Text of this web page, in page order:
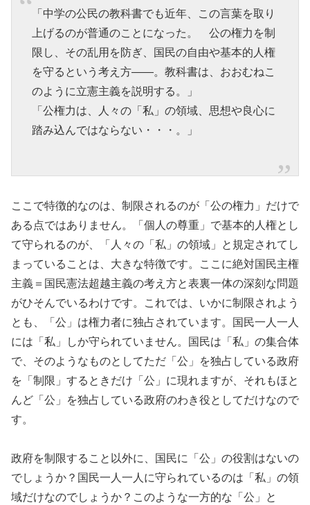
「中学の公民の教科書でも近年、この言葉を取り
上げるのが普通のことになった。 公の権力を制
限し、その乱用を防ぎ、国民の自由や基本的人権
を守るという考え方――。教科書は、おおむねこ
のように立憲主義を説明する。」
「公権力は、人々の「私」の領域、思想や良心に
踏み込んではならない・・・。」
ここで特徴的なのは、制限されるのが「公の権力」だけで
ある点ではありません。「個人の尊重」で基本的人権とし
て守られるのが、「人々の「私」の領域」と規定されてし
まっていることは、大きな特徴です。ここに絶対国民主権
主義＝国民憲法超越主義の考え方と表裏一体の深刻な問題
がひそんでいるわけです。これでは、いかに制限されよう
とも、「公」は権力者に独占されています。国民一人一人
には「私」しか守られていません。国民は「私」の集合体
で、そのようなものとしてただ「公」を独占している政府
を「制限」するときだけ「公」に現れますが、それもほと
んど「公」を独占している政府のわき役としてだけなので
す。
政府を制限すること以外に、国民に「公」の役割はないの
でしょうか？国民一人一人に守られているのは「私」の領
域だけなのでしょうか？このような一方的な「公」と